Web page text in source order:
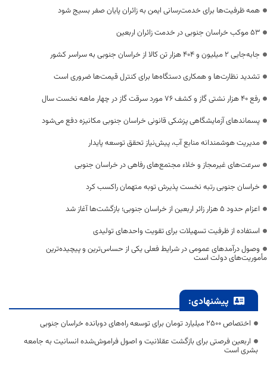
همه ظرفیت‌ها برای خدمت‌رسانی ایمن به زائران پایان صفر بسیج شود
53 موکب خراسان جنوبی در خدمت زائران اربعین
جابه‌جایی 2 میلیون و 404 هزار تن کالا از خراسان جنوبی به سراسر کشور
تشدید نظارت‌ها و همکاری دستگاه‌ها برای کنترل قیمت‌ها ضروری است
رفع 40 هزار نشتی گاز و کشف 76 مورد سرقت گاز در چهار ماهه نخست سال
پسماندهای آزمایشگاهی پزشکی قانونی خراسان جنوبی مکانیزه دفع می‌شود
مدیریت هوشمندانه منابع آب، پیش‌نیاز تحقق توسعه پایدار
سرعت‌های غیرمجاز و خلاء مجتمع‌های رفاهی در خراسان جنوبی
خراسان جنوبی رتبه نخست پذیرش توبه متهمان راکسب کرد
اعزام حدود 5 هزار زائر اربعین از خراسان جنوبی؛ بازگشت‌ها آغاز شد
استفاده از ظرفیت تسهیلات برای تقویت واحدهای تولیدی
وصول درآمدهای عمومی در شرایط فعلی یکی از حساس‌ترین و پیچیده‌ترین
مأموریت‌های دولت است
پیشنهادی:
اختصاص 2500 میلیارد تومان برای توسعه راه‌های دوبانده خراسان جنوبی
اربعین فرصتی برای بازگشت عقلانیت و اصول فراموش‌شده انسانیت به جامعه
بشری است